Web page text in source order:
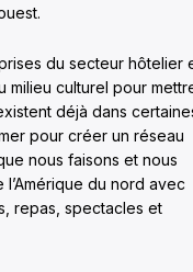
du secteur hôtelier
milieu culturel pour
déjà dans
pour créer un réseau
nous faisons et nous
du nord avec
repas, spectacles et